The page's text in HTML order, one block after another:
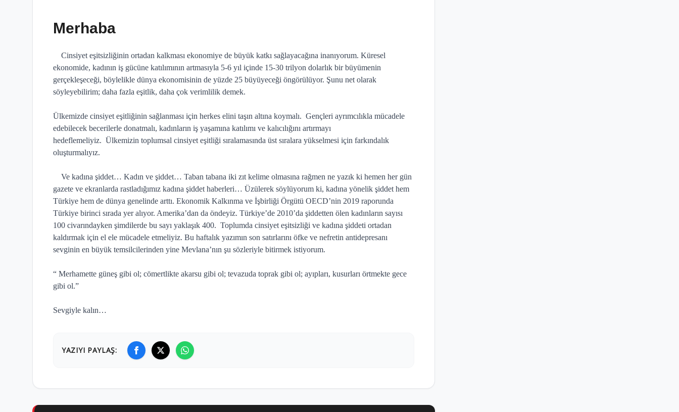
Merhaba
Cinsiyet eşitsizliğinin ortadan kalkması ekonomiye de büyük katkı sağlayacağına inanıyorum. Küresel
ekonomide, kadının iş gücüne katılımının artmasıyla 5-6 yıl içinde 15-30 trilyon dolarlık bir büyümenin
gerçekleşeceği, böylelikle dünya ekonomisinin de yüzde 25 büyüyeceği öngörülüyor. Şunu net olarak
söyleyebilirim; daha fazla eşitlik, daha çok verimlilik demek.
Ülkemizde cinsiyet eşitliğinin sağlanması için herkes elini taşın altına koymalı. Gençleri ayrımcılıkla mücadele
edebilecek becerilerle donatmalı, kadınların iş yaşamına katılımı ve kalıcılığını artırmayı
hedeflemeliyiz. Ülkemizin toplumsal cinsiyet eşitliği sıralamasında üst sıralara yükselmesi için farkındalık
oluşturmalıyız.
Ve kadına şiddet… Kadın ve şiddet… Taban tabana iki zıt kelime olmasına rağmen ne yazık ki hemen her gün
gazete ve ekranlarda rastladığımız kadına şiddet haberleri… Üzülerek söylüyorum ki, kadına yönelik şiddet hem
Türkiye hem de dünya genelinde arttı. Ekonomik Kalkınma ve İşbirliği Örgütü OECD’nin 2019 raporunda
Türkiye birinci sırada yer alıyor. Amerika’dan da öndeyiz. Türkiye’de 2010’da şiddetten ölen kadınların sayısı
100 civarındayken şimdilerde bu sayı yaklaşık 400. Toplumda cinsiyet eşitsizliği ve kadına şiddeti ortadan
kaldırmak için el ele mücadele etmeliyiz. Bu haftalık yazımın son satırlarını öfke ve nefretin antidepresanı
sevginin en büyük temsilcilerinden yine Mevlana’nın şu sözleriyle bitirmek istiyorum.
“ Merhamette güneş gibi ol; cömertlikte akarsu gibi ol; tevazuda toprak gibi ol; ayıpları, kusurları örtmekte gece
gibi ol.”
Sevgiyle kalın…
YAZIYI PAYLAŞ: